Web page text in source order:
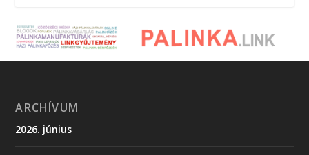
ARCHÍVUM
2026. június